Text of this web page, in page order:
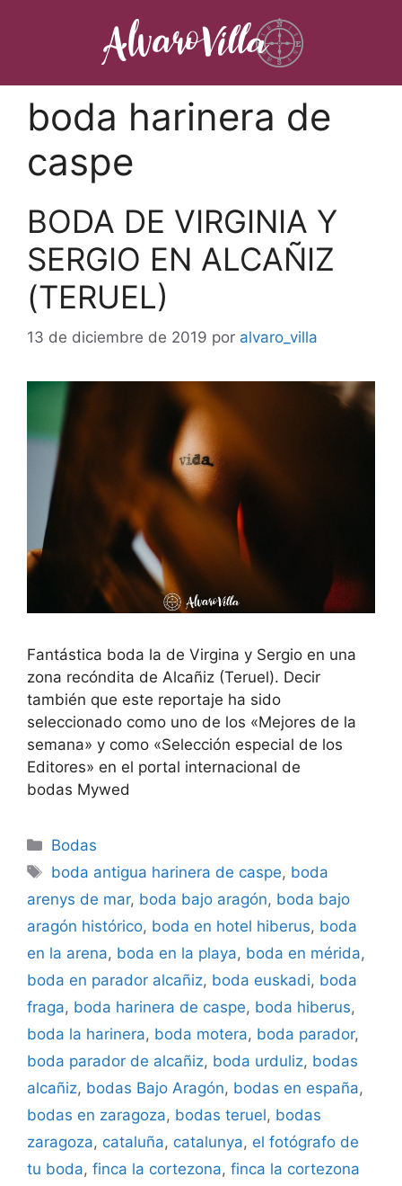
boda harinera de
caspe
BODA DE VIRGINIA Y
SERGIO EN ALCAÑIZ
(TERUEL)
13 de diciembre de 2019 por alvaro_villa
Fantástica boda la de Virgina y Sergio en una
zona recóndita de Alcañiz (Teruel). Decir
también que este reportaje ha sido
seleccionado como uno de los «Mejores de la
semana» y como «Selección especial de los
Editores» en el portal internacional de
bodas Mywed
Categorías
Bodas
Etiquetas
boda antigua harinera de caspe, boda
arenys de mar, boda bajo aragón, boda bajo
aragón histórico, boda en hotel hiberus, boda
en la arena, boda en la playa, boda en mérida,
boda en parador alcañiz, boda euskadi, boda
fraga, boda harinera de caspe, boda hiberus,
boda la harinera, boda motera, boda parador,
boda parador de alcañiz, boda urduliz, bodas
alcañiz, bodas Bajo Aragón, bodas en españa,
bodas en zaragoza, bodas teruel, bodas
zaragoza, cataluña, catalunya, el fotógrafo de
tu boda, finca la cortezona, finca la cortezona